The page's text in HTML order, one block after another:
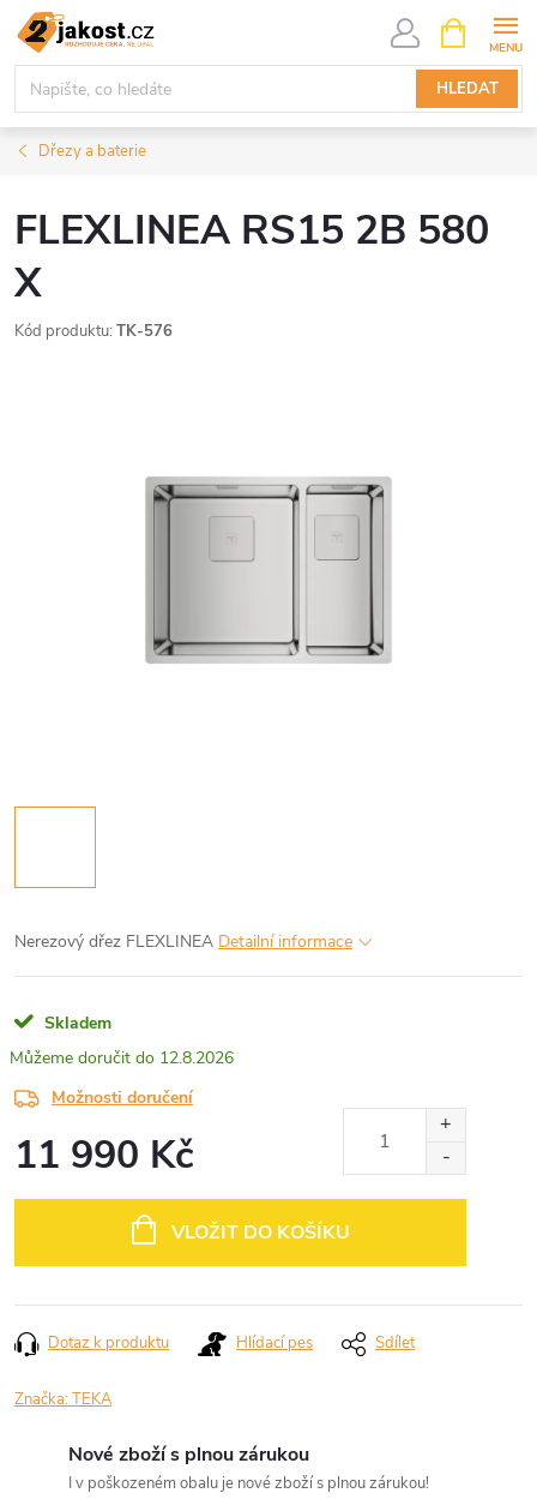
Přejít
obsah
HLEDAT
NÁKUPNÍ
KOŠÍK
Dřezy a baterie
FLEXLINEA RS15 2B 580
X
Kód produktu: TK-576
Nerezový dřez FLEXLINEA Detailní informace
Skladem
12.8.2026
Možnosti doručení
11 990 Kč
VLOŽIT DO KOŠÍKU
Dotaz k produktu Hlídací pes Sdílet
Značka:TEKA
Nové zboží s plnou zárukou
I v poškozeném obalu je nové zboží s plnou zárukou!